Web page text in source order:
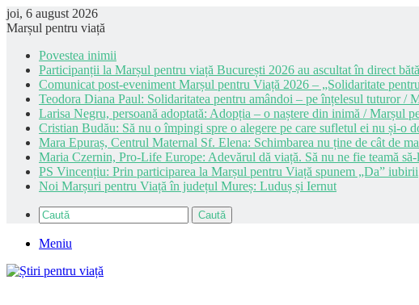
joi, 6 august 2026
Marșul pentru viață
Povestea inimii
Participanții la Marșul pentru viață București 2026 au ascultat în direct
Comunicat post-eveniment Marșul pentru Viață 2026 – „Solidaritate
Teodora Diana Paul: Solidaritatea pentru amândoi – pe înțelesul tuturor /
Larisa Negru, persoană adoptată: Adopția – o naștere din inimă / Marșul
Cristian Budău: Să nu o împingi spre o alegere pe care sufletul ei nu și-o
Mara Epuraș, Centrul Maternal Sf. Elena: Schimbarea nu ține de cât de
Maria Czernin, Pro-Life Europe: Adevărul dă viață. Să nu ne fie teamă
PS Vincențiu: Prin participarea la Marșul pentru Viață spunem „Da” iubirii
Noi Marșuri pentru Viață în județul Mureș: Luduș și Iernut
Caută
Meniu